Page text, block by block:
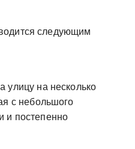
следующим
улицу на несколько
с небольшого
и постепенно